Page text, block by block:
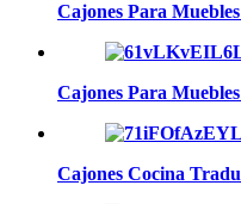
Cajones Para
Cajones Para
Cajones Cocina